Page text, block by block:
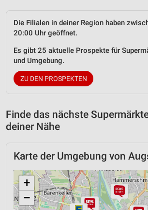
Die Filialen in deiner Region haben
20:00 Uhr geöffnet.
Es gibt 25 aktuelle Prospekte für
und Umgebung.
ZU DEN PROSPEKTEN
Finde das nächste
deiner Nähe
Karte der Umgebung von
+
−